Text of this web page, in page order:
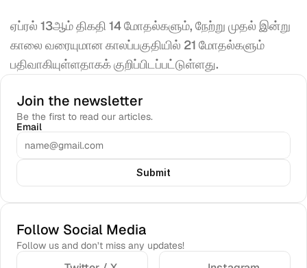
ஏப்ரல் 13ஆம் திகதி 14 மோதல்களும், நேற்று முதல் இன்று
காலை வரையுமான காலப்பகுதியில் 21 மோதல்களும்
பதிவாகியுள்ளதாகக் குறிப்பிடப்பட்டுள்ளது.
Join the newsletter
Be the first to read our articles.
Email
Submit
Follow Social Media
Follow us and don’t miss any updates!